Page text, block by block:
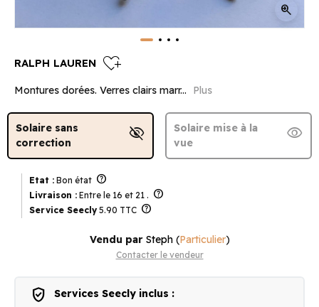
zoom_in
RALPH LAUREN heart_plus
Montures dorées. Verres clairs marr... Plus
Solaire sans
correction
visibility_off
Solaire mise à la
vue
visibility
Etat : Bon état help
Livraison : Entre le 16 et 21 . help
Service Seecly 5.90 TTC help
Vendu par Steph(Particulier)
Contacter le vendeur
verified_user Services Seecly inclus :